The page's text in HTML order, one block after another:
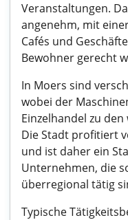
Veranstaltungen.
angenehm, mit
Cafés und
Bewohner gerecht
In Moers sind
wobei der
Einzelhandel zu
Die Stadt profitiert
und ist daher ein
Unternehmen, die
überregional tätig
Typische